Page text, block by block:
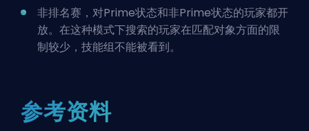
非排名赛，对Prime状态和非Prime状态的玩家都开
放。在这种模式下搜索的玩家在匹配对象方面的限
制较少，技能组不能被看到。
参考资料